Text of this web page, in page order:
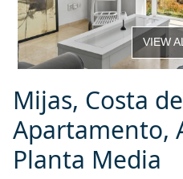
VIEW
Mijas, Costa
Apartamento,
Planta Media